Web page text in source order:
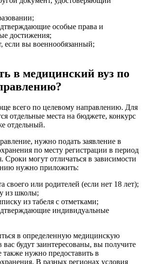
особые права и
достижения;
если вы военнообязанный;
в медицинский вуз по
всего по целевому направлению. Для
отдельные места на бюджете, конкурс
отдельный.
нужно подать заявление в
по месту регистрации в период
Сроки могут отличаться в зависимости
нужно приложить:
своего или родителей (если нет 18 лет);
из школы;
из табеля с отметками;
индивидуальные
в определенную медицинскую
будут заинтересованы, вы получите
также нужно предоставить в
В разных регионах условия